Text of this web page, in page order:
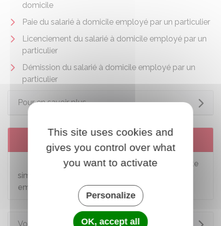
domicile
Paie du salarié à domicile employé par un particulier
Licenciement du salarié à domicile employé par un
particulier
Démission du salarié à domicile employé par un
particulier
Pour en savoir plus
Modèle de lettre de licenciement pour faute
simple ou grave du salarié du particulier
employeur
Voir aussi
This site uses cookies and
gives you control over what
you want to activate
Personalize
OK, accept all